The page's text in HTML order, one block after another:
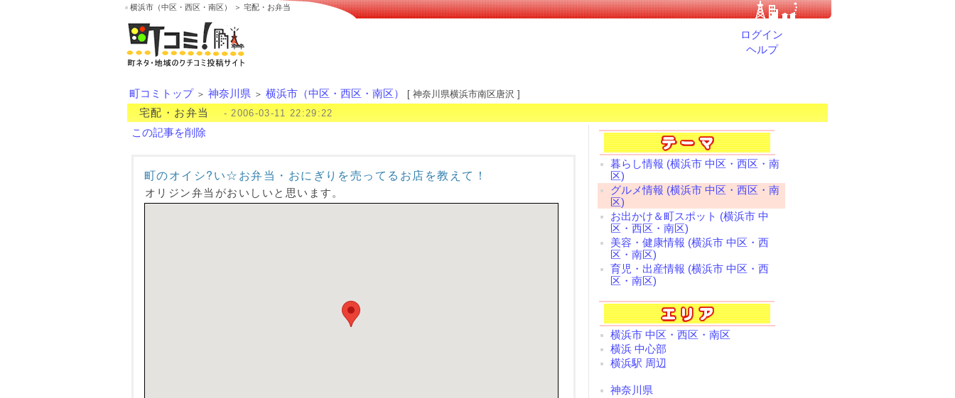
横浜市（中区・西区・南区） ＞ 宅配・お弁当
ログイン
ヘルプ
町コミトップ ＞ 神奈川県 ＞ 横浜市（中区・西区・南区） [ 神奈川県横浜市南区唐沢 ]
宅配・お弁当 - 2006-03-11 22:29:22
この記事を削除
町のオイシ?い☆お弁当・おにぎりを売ってるお店を教えて！
オリジン弁当がおいしいと思います。
暮らし情報 (横浜市 中区・西区・南
区)
グルメ情報 (横浜市 中区・西区・南
区)
お出かけ＆町スポット (横浜市 中
区・西区・南区)
美容・健康情報 (横浜市 中区・西
区・南区)
育児・出産情報 (横浜市 中区・西
区・南区)
横浜市 中区・西区・南区
横浜 中心部
横浜駅 周辺
神奈川県